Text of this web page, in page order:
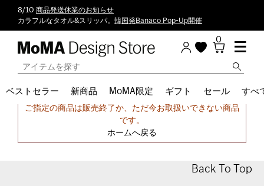
8/10 商品発送休業のお知らせ
カラフルなタオル&スリッパ。 韓国発Banaco Pop-Up開催
0
ベストセラー 新商品 MoMA限定 ギフト セール すべ
申し訳ございません。
ご指定の商品は販売終了か、ただ今お取扱いできない商品
です。
ホームへ戻る
Back To Top